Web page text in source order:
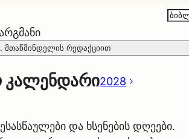
მთაწმინდელის რედაქციით
კალენდარი2028
და ხსენების დღეები.